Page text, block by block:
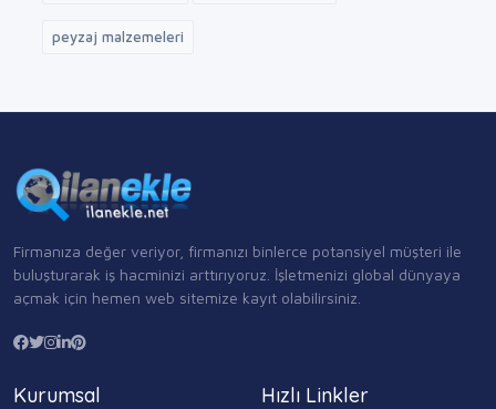
peyzaj malzemeleri
Firmanıza değer veriyor, firmanızı binlerce potansiyel müşteri ile
buluşturarak iş hacminizi arttırıyoruz. İşletmenizi global dünyaya
açmak için hemen web sitemize kayıt olabilirsiniz.
Kurumsal Hızlı Linkler